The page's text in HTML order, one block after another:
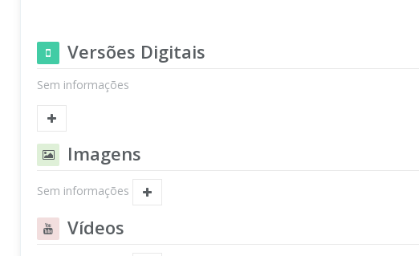
Versões Digitais
Sem informações
Imagens
Sem informações
Vídeos